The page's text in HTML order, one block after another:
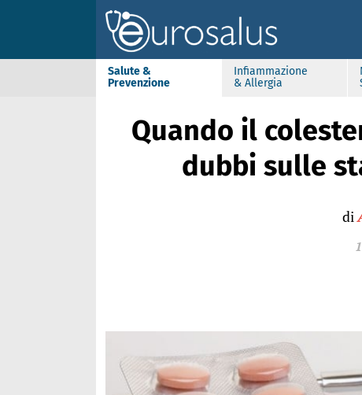
Salute &
Prevenzione
Infiammazione
& Allergia
Quando il
dubbi sulle
di